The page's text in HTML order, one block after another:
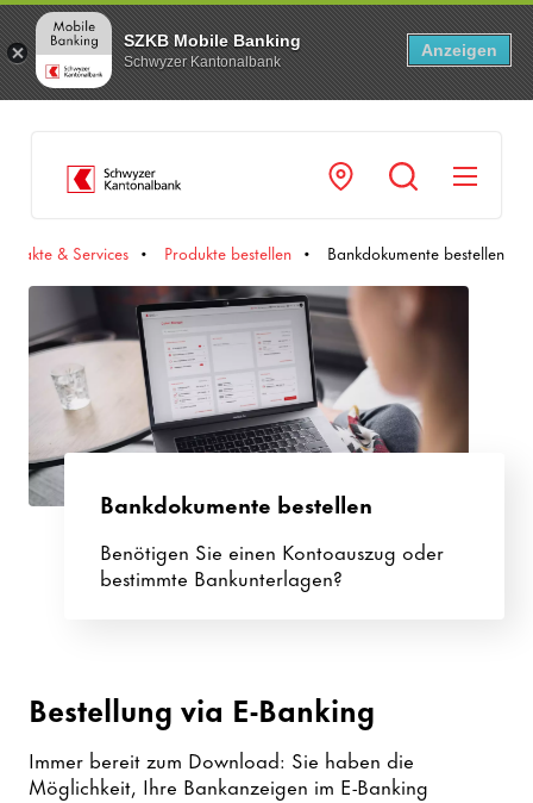
SZKB Mobile Banking
Schwyzer Kantonalbank
Anzeigen
& Services Produkte bestellen Bankdokumente bestellen
Bankdokumente bestellen
Benötigen Sie einen Kontoauszug oder
bestimmte Bankunterlagen?
Bestellung via E-Banking
Immer bereit zum Download: ​Sie haben die
Möglichkeit, Ihre Bankanzeigen im E-Banking